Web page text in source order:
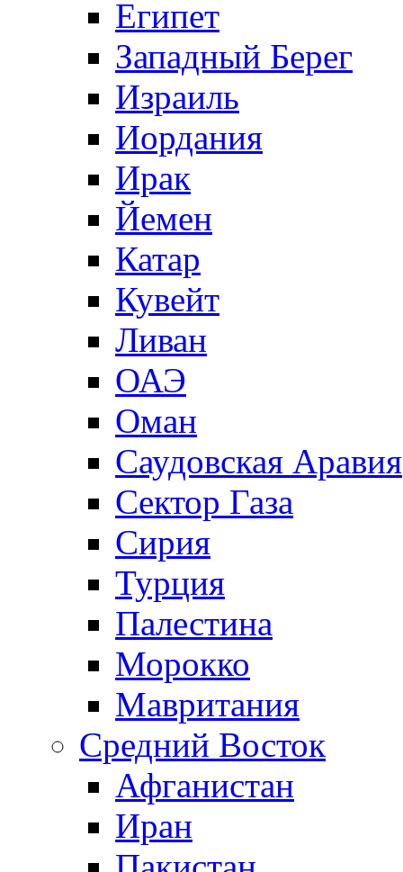
Египет
Западный Берег
Израиль
Иордания
Ирак
Йемен
Катар
Кувейт
Ливан
ОАЭ
Оман
Саудовская Аравия
Сектор Газа
Сирия
Турция
Палестина
Морокко
Мавритания
Средний Восток
Афганистан
Иран